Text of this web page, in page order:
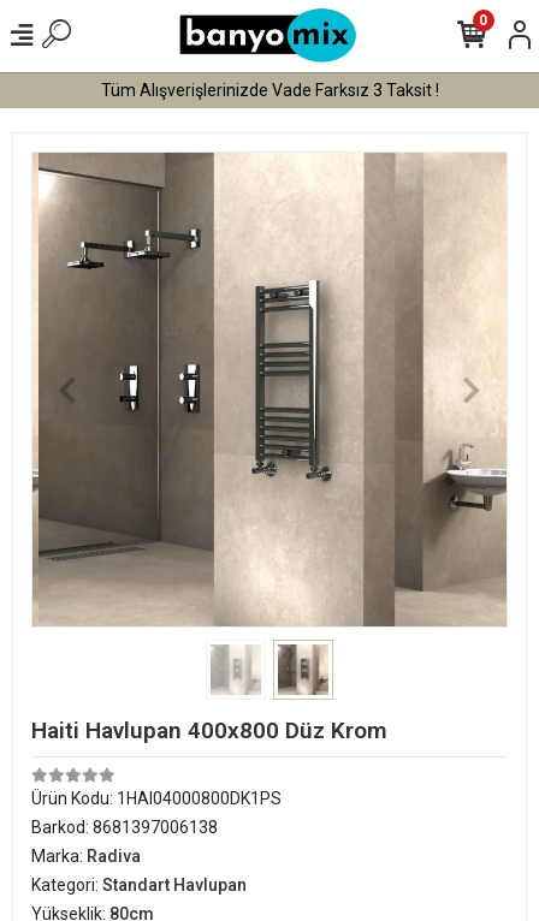
Tüm Alışverişlerinizde Vade Farksız 3 Taksit !
0
Haiti Havlupan 400x800 Düz Krom
Ürün Kodu: 1HAI04000800DK1PS
Barkod: 8681397006138
Marka: Radiva
Kategori: Standart Havlupan
Yükseklik: 80cm